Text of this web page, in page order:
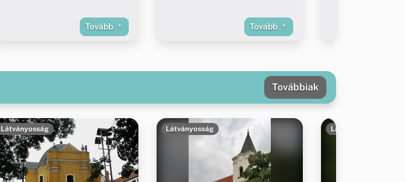
Tovább Tovább
Továbbiak
Látványosság Látványosság Látványosság